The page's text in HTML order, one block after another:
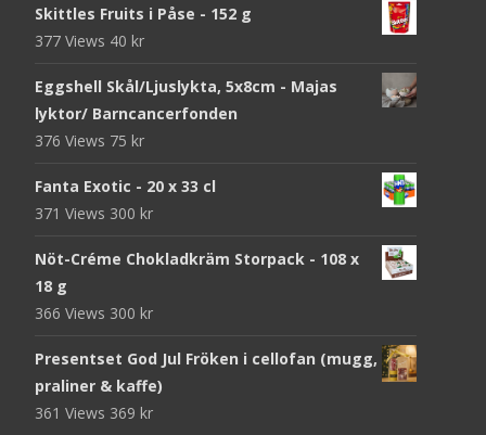
Skittles Fruits i Påse - 152 g
377 Views 40 kr
Eggshell Skål/Ljuslykta, 5x8cm - Majas
lyktor/ Barncancerfonden
376 Views 75 kr
Fanta Exotic - 20 x 33 cl
371 Views 300 kr
Nöt-Créme Chokladkräm Storpack - 108 x
18 g
366 Views 300 kr
Presentset God Jul Fröken i cellofan (mugg,
praliner & kaffe)
361 Views 369 kr